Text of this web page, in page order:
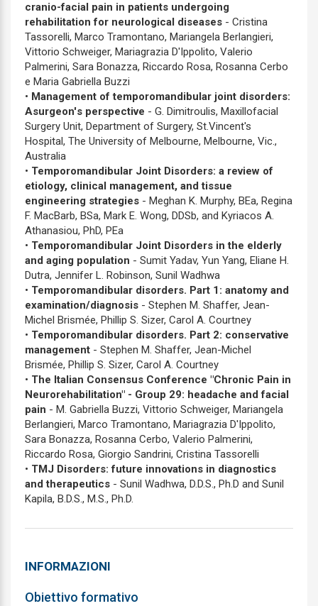
cranio-facial pain in patients undergoing
rehabilitation for neurological diseases - Cristina
Tassorelli, Marco Tramontano, Mariangela Berlangieri,
Vittorio Schweiger, Mariagrazia D'Ippolito, Valerio
Palmerini, Sara Bonazza, Riccardo Rosa, Rosanna Cerbo
e Maria Gabriella Buzzi
• Management of temporomandibular joint disorders:
Asurgeon's perspective - G. Dimitroulis, Maxillofacial
Surgery Unit, Department of Surgery, St.Vincent's
Hospital, The University of Melbourne, Melbourne, Vic.,
Australia
• Temporomandibular Joint Disorders: a review of
etiology, clinical management, and tissue
engineering strategies - Meghan K. Murphy, BEa, Regina
F. MacBarb, BSa, Mark E. Wong, DDSb, and Kyriacos A.
Athanasiou, PhD, PEa
• Temporomandibular Joint Disorders in the elderly
and aging population - Sumit Yadav, Yun Yang, Eliane H.
Dutra, Jennifer L. Robinson, Sunil Wadhwa
• Temporomandibular disorders. Part 1: anatomy and
examination/diagnosis - Stephen M. Shaffer, Jean-
Michel Brismée, Phillip S. Sizer, Carol A. Courtney
• Temporomandibular disorders. Part 2: conservative
management - Stephen M. Shaffer, Jean-Michel
Brismée, Phillip S. Sizer, Carol A. Courtney
• The Italian Consensus Conference "Chronic Pain in
Neurorehabilitation" - Group 29: headache and facial
pain - M. Gabriella Buzzi, Vittorio Schweiger, Mariangela
Berlangieri, Marco Tramontano, Mariagrazia D'Ippolito,
Sara Bonazza, Rosanna Cerbo, Valerio Palmerini,
Riccardo Rosa, Giorgio Sandrini, Cristina Tassorelli
• TMJ Disorders: future innovations in diagnostics
and therapeutics - Sunil Wadhwa, D.D.S., Ph.D and Sunil
Kapila, B.D.S., M.S., Ph.D.
INFORMAZIONI
Obiettivo formativo